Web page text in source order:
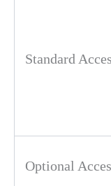
Standard
Optional